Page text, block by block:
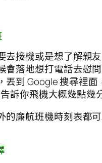
去接機或是想了解親
會落地想打電話去慰
丟到 Google 搜尋裡面
訴你飛機大概幾點幾
的廉航班機時刻表都